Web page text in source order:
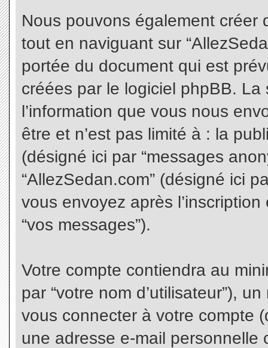
Nous pouvons également créer
tout en naviguant sur
portée du document qui est
créées par le logiciel phpBB.
l’information que vous nous
être et n’est pas limité à : la
(désigné ici par “messages
“AllezSedan.com” (désigné ici
vous envoyez après
“vos messages”).
Votre compte contiendra au
par “votre nom d’utilisateur”),
vous connecter à votre compte
une adresse e-mail personnelle